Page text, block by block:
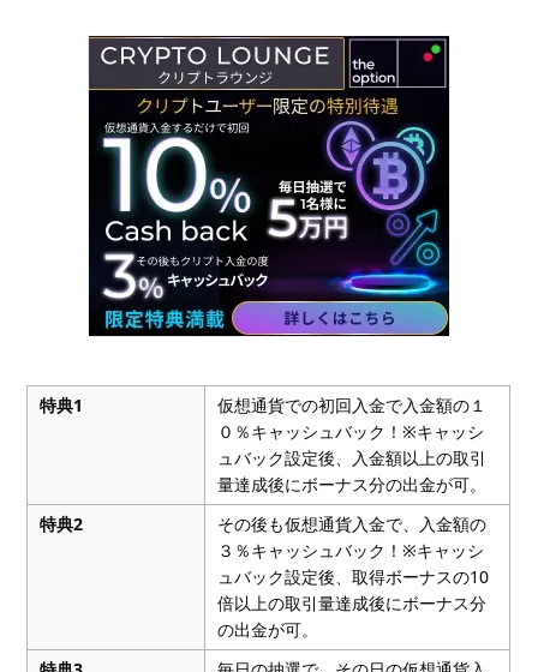
特典1
仮想通貨での初回入金で入金額の１
０％キャッシュバック！※キャッシ
ュバック設定後、入金額以上の取引
量達成後にボーナス分の出金が可。
特典2
その後も仮想通貨入金で、入金額の
３％キャッシュバック！※キャッシ
ュバック設定後、取得ボーナスの10
倍以上の取引量達成後にボーナス分
の出金が可。